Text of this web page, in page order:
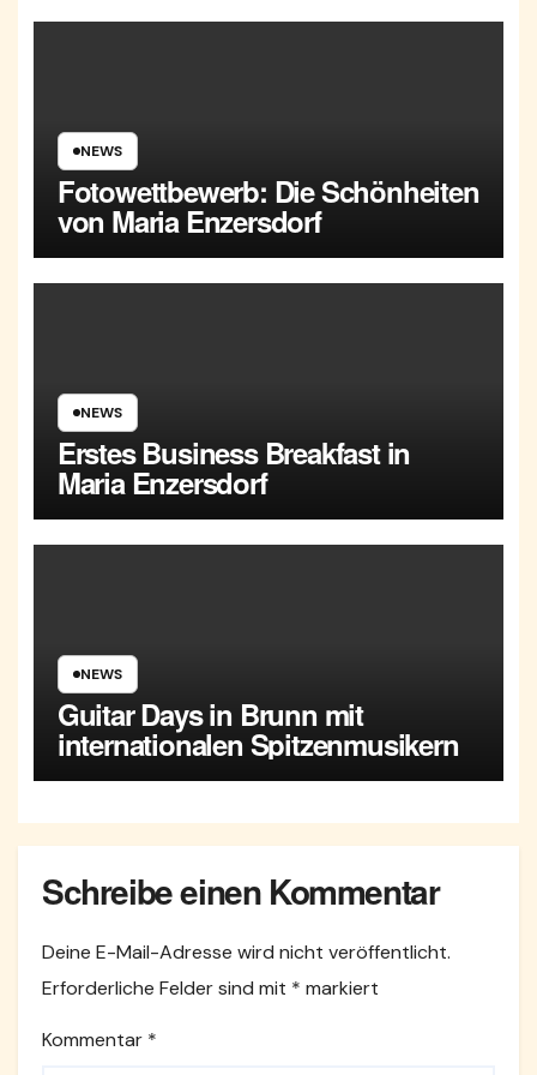
NEWS
Fotowettbewerb: Die Schönheiten
von Maria Enzersdorf
NEWS
Erstes Business Breakfast in
Maria Enzersdorf
NEWS
Guitar Days in Brunn mit
internationalen Spitzenmusikern
Schreibe einen Kommentar
Deine E-Mail-Adresse wird nicht veröffentlicht.
Erforderliche Felder sind mit * markiert
Kommentar *